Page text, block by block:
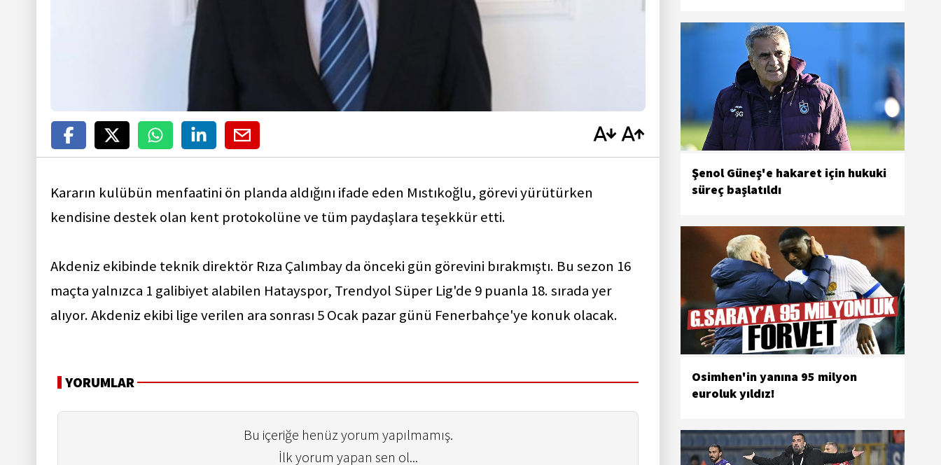
Kararın kulübün menfaatini ön planda aldığını ifade eden Mıstıkoğlu, görevi yürütürken
kendisine destek olan kent protokolüne ve tüm paydaşlara teşekkür etti.
Akdeniz ekibinde teknik direktör Rıza Çalımbay da önceki gün görevini bırakmıştı. Bu sezon 16
maçta yalnızca 1 galibiyet alabilen Hatayspor, Trendyol Süper Lig'de 9 puanla 18. sırada yer
alıyor. Akdeniz ekibi lige verilen ara sonrası 5 Ocak pazar günü Fenerbahçe'ye konuk olacak.
YORUMLAR
Bu içeriğe henüz yorum yapılmamış.
İlk yorum yapan sen ol...
Şenol Güneş'e hakaret için hukuki
süreç başlatıldı
Osimhen'in yanına 95 milyon
euroluk yıldız!